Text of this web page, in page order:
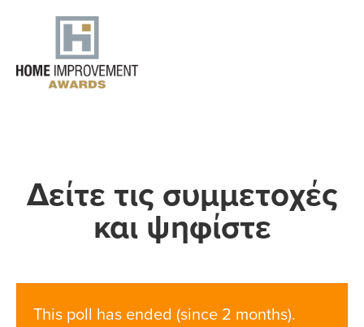
Δείτε τις συμμετοχές
και ψηφίστε
This poll has ended (since 2 months).